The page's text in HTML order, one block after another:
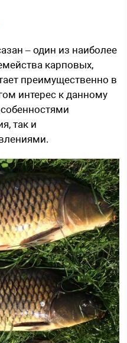
– один из наиболее
карповых,
преимущественно в
интерес к данному
так и